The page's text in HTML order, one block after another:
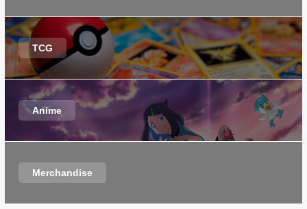
TCG
Anime
Merchandise